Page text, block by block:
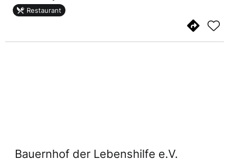
Restaurant
Bauernhof der Lebenshilfe e.V.